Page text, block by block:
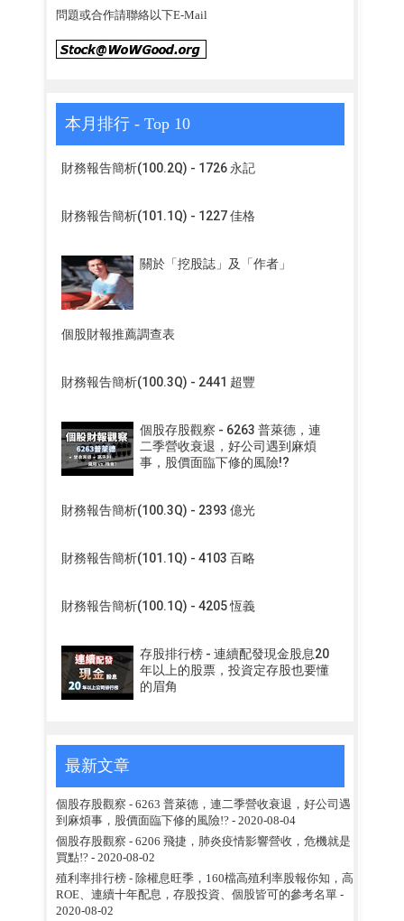
問題或合作請聯絡以下E-Mail
本月排行 - Top 10
財務報告簡析(100.2Q) - 1726 永記
財務報告簡析(101.1Q) - 1227 佳格
關於「挖股誌」及「作者」
個股財報推薦調查表
財務報告簡析(100.3Q) - 2441 超豐
個股存股觀察 - 6263 普萊德，連
二季營收衰退，好公司遇到麻煩
事，股價面臨下修的風險!?
財務報告簡析(100.3Q) - 2393 億光
財務報告簡析(101.1Q) - 4103 百略
財務報告簡析(100.1Q) - 4205 恆義
存股排行榜 - 連續配發現金股息20
年以上的股票，投資定存股也要懂
的眉角
最新文章
個股存股觀察 - 6263 普萊德，連二季營收衰退，好公司遇
到麻煩事，股價面臨下修的風險!?- 2020-08-04
個股存股觀察 - 6206 飛捷，肺炎疫情影響營收，危機就是
買點!? - 2020-08-02
殖利率排行榜 - 除權息旺季，160檔高殖利率股報你知，高
ROE、連續十年配息，存股投資、個股皆可的參考名單-
2020-08-02